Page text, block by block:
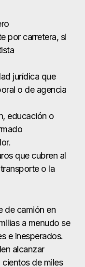
que cubren al
o la
camión en
a menudo se
e inesperados.
alcanzar
cientos de miles
trabajar
que nunca
pueden
El impacto
puede ser
contar
en accidentes